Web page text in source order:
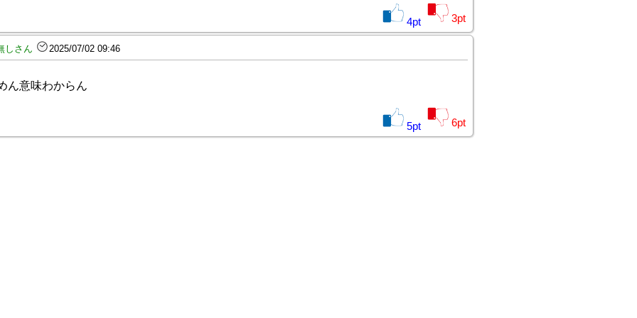
4pt 3pt
しさん 2025/07/02 09:46
ん意味わからん
5pt 6pt